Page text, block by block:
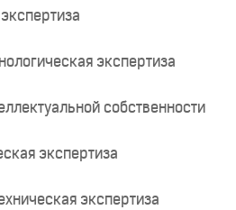
экспертиза
собственности
экспертиза
экспертиза